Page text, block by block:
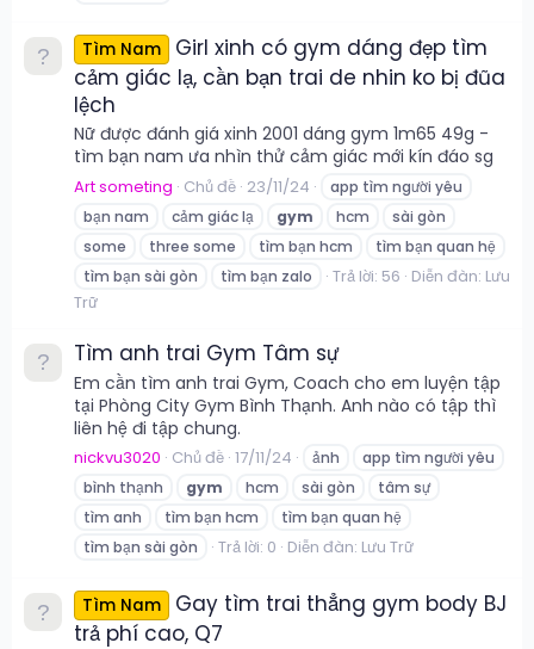
Tìm Nam
Girl xinh có gym dáng đẹp tìm
cảm giác lạ, cần bạn trai de nhin ko bị đũa
lệch
Nữ được đánh giá xinh 2001 dáng gym 1m65 49g -
tìm bạn nam ưa nhìn thử cảm giác mới kín đáo sg
Art someting Chủ đề 23/11/24
app tìm người yêu
bạn nam
cảm giác lạ gym hcm
sài gòn
some
three some tìm bạn hcm
tìm bạn quan hệ
tìm bạn sài gòn
tìm bạn zalo Trả lời: 56 Diễn đàn: Lưu
Trữ
Tìm anh trai Gym Tâm sự
Em cần tìm anh trai Gym, Coach cho em luyện tập
tại Phòng City Gym Bình Thạnh. Anh nào có tập thì
liên hệ đi tập chung.
nickvu3020 Chủ đề 17/11/24 ảnh
app tìm người yêu
bình thạnh
gym hcm sài gòn
tâm sự
tìm anh
tìm bạn hcm
tìm bạn quan hệ
tìm bạn sài gòn
Trả lời: 0 Diễn đàn: Lưu Trữ
Tìm Nam
Gay tìm trai thẳng gym body BJ
trả phí cao, Q7